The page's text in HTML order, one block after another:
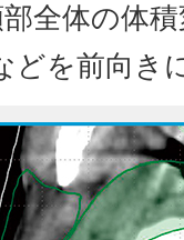
全体の体
どを前向き